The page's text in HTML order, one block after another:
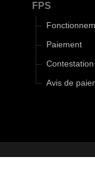
FPS
Paiement
Contestation
Avis de